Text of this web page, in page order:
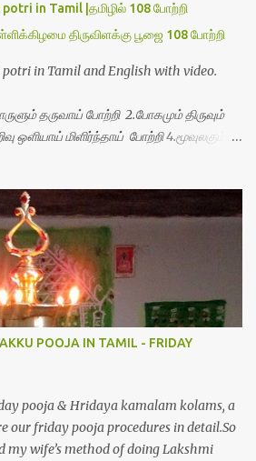
in Tamil |தமிழில் 108 போற்றி
திருவிளக்கு பூஜை 108 போற்றி
potri in Tamil and English with video.
தருவாய் போற்றி 2.போகமும் திருவும்
ஒளியாய் மிளிர்ந்தாய் போற்றி 4.மூவுலகும்
9.பேரின்பப் பெருக்காய் பொலிந்தாய்
POOJA IN TAMIL - FRIDAY
pooja & Hridaya kamalam kolams, a
our friday pooja procedures in detail.So
my wife’s method of doing Lakshmi